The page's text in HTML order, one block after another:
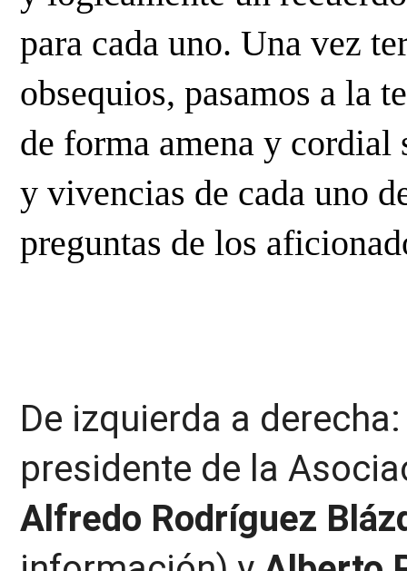
para cada uno. Una vez
obsequios, pasamos a la
de forma amena y cordial
y vivencias de cada uno
preguntas de los
De izquierda a
presidente de la
Alfredo Rodríguez